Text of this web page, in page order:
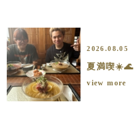
2026.08.05
夏満喫☀️🌊
view more